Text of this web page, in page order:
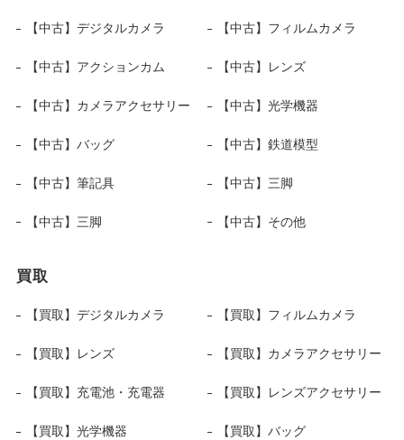
【中古】デジタルカメラ 【中古】フィルムカメラ
【中古】アクションカム 【中古】レンズ
【中古】カメラアクセサリー 【中古】光学機器
【中古】バッグ 【中古】鉄道模型
【中古】筆記具 【中古】三脚
【中古】三脚 【中古】その他
買取
【買取】デジタルカメラ 【買取】フィルムカメラ
【買取】レンズ 【買取】カメラアクセサリー
【買取】充電池・充電器 【買取】レンズアクセサリー
【買取】光学機器 【買取】バッグ